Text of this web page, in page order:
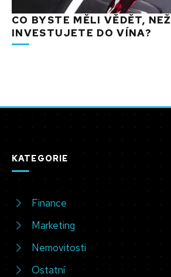
CO BYSTE MĚLI VĚDĚT, NEŽ
INVESTUJETE DO VÍNA?
KATEGORIE
Finance
Marketing
Nemovitosti
Ostatní